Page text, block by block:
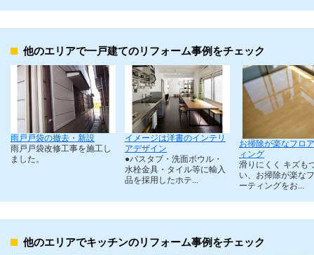
他のエリアで一戸建てのリフォーム事例をチェック
雨戸戸袋の撤去・新設
雨戸戸袋改修工事を施工し
ました。
イメージは洋書のインテリ
アデザイン
●バスタブ・洗面ボウル・
水栓金具・タイル等に輸入
品を採用したホテ...
お掃除が楽なフロ
ィング
滑りにくく キズも
い、お掃除が楽な
ーティングをお...
他のエリアでキッチンのリフォーム事例をチェック